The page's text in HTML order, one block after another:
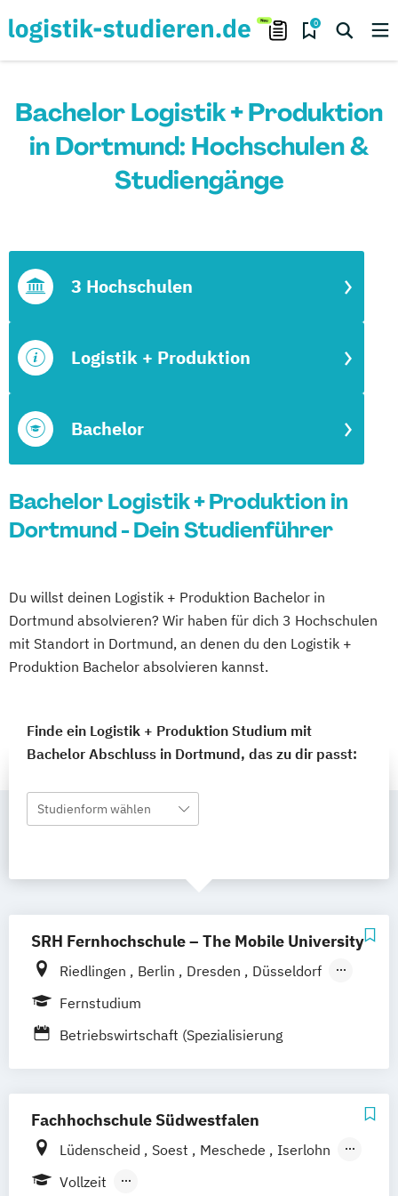
0
Bachelor Logistik + Produktion
in Dortmund: Hochschulen &
Studiengänge
Bachelor
Logistik + Produktion
3 Hochschulen
Bachelor Logistik + Produktion in
Dortmund - Dein Studienführer
Du willst deinen Logistik + Produktion Bachelor in
Dortmund absolvieren? Wir haben für dich 3 Hochschulen
mit Standort in Dortmund, an denen du den Logistik +
Produktion Bachelor absolvieren kannst.
Finde ein Logistik + Produktion Studium mit
Bachelor Abschluss in Dortmund, das zu dir passt:
Studienform wählen
SRH Fernhochschule – The Mobile University
Riedlingen Berlin Dresden
Düsseldorf
Hamburg
Mannheim Wertheim Wien
Frankfurt am Main Hamm Zürich Fürth
Fernstudium
Betriebswirtschaft (Spezialisierung
Fachhochschule Südwestfalen
Lüdenscheid Soest Meschede
Iserlohn
Hagen
Vollzeit